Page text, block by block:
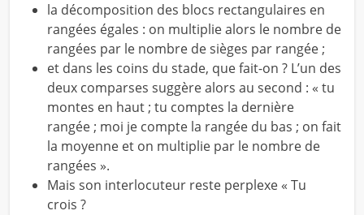
la décomposition des blocs rectangulaires en
rangées égales : on multiplie alors le nombre de
rangées par le nombre de sièges par rangée ;
et dans les coins du stade, que fait-on ? L’un des
deux comparses suggère alors au second : « tu
montes en haut ; tu comptes la dernière
rangée ; moi je compte la rangée du bas ; on fait
la moyenne et on multiplie par le nombre de
rangées ».
Mais son interlocuteur reste perplexe « Tu
crois ?